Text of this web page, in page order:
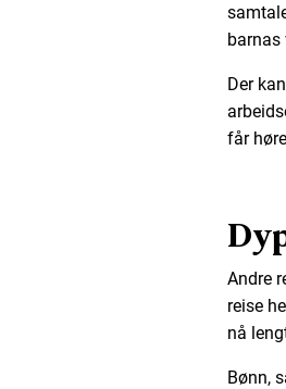
barnas
Der
får
Andre
reise
nå
Bønn,